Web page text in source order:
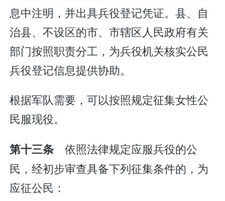
息中注明，并出具兵役登记凭证。县、自
治县、不设区的市、市辖区人民政府有关
部门按照职责分工，为兵役机关核实公民
兵役登记信息提供协助。
根据军队需要，可以按照规定征集女性公
民服现役。
第十三条 依照法律规定应服兵役的公
民，经初步审查具备下列征集条件的，为
应征公民：